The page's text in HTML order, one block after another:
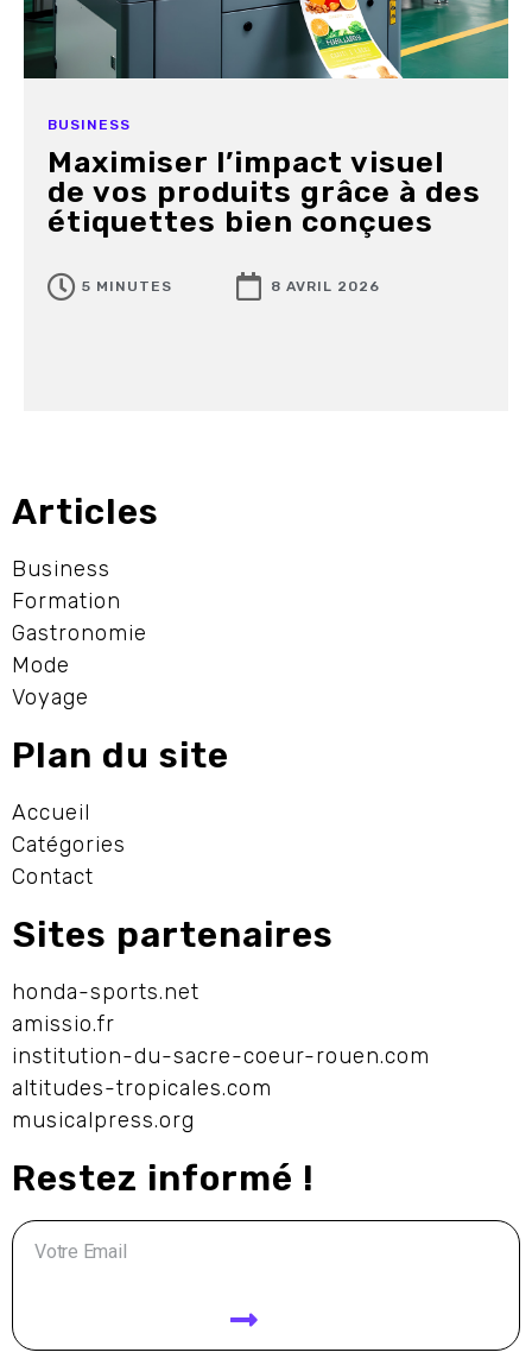
BUSINESS
Maximiser l’impact visuel
de vos produits grâce à des
étiquettes bien conçues
5 MINUTES 8 AVRIL 2026
Articles
Business
Formation
Gastronomie
Mode
Voyage
Plan du site
Accueil
Catégories
Contact
Sites partenaires
honda-sports.net
amissio.fr
institution-du-sacre-coeur-rouen.com
altitudes-tropicales.com
musicalpress.org
Restez informé !